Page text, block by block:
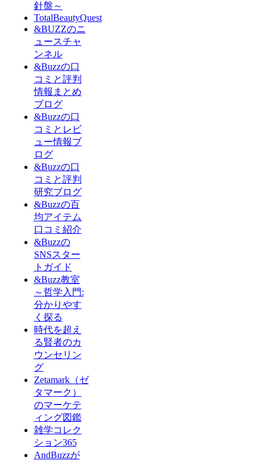
針盤～
TotalBeautyQuest
&BUZZのニ
ュースチャ
ンネル
&Buzzの口
コミと評判
情報まとめ
ブログ
&Buzzの口
コミとレビ
ュー情報ブ
ログ
&Buzzの口
コミと評判
研究ブログ
&Buzzの百
均アイテム
口コミ紹介
&Buzzの
SNSスター
トガイド
&Buzz教室
～哲学入門:
分かりやす
く探る
時代を超え
る賢者のカ
ウンセリン
グ
Zetamark（ゼ
タマーク）
のマーケテ
ィング図鑑
雑学コレク
ション365
AndBuzzが